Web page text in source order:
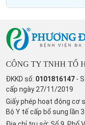
CÔNG TY TNHH TỔ
ĐKKD số: 0101816147 -
cấp ngày 27/11/2019
Giấy phép hoạt động cơ
Bộ Y tế cấp bổ sung lần